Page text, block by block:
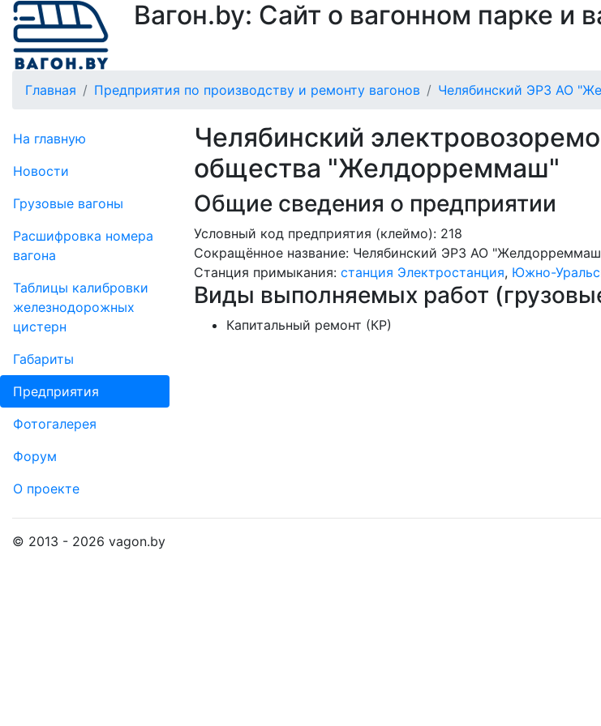
Вагон.by: Сайт о вагонном парке и
Главная Предприятия по производству и ремонту вагонов Челябинский ЭРЗ АО
На главную
Новости
Грузовые вагоны
Рас­шифров­ка номера
вагона
Таблицы калибровки
же­лезно­дорожных
цистерн
Габариты
Пред­прия­тия
Фо­то­га­ле­рея
Форум
О проекте
Челябинский
общества "Желдорреммаш"
Общие сведения о предприятии
Условный код предприятия (клеймо): 218
Сокращённое название: Челябинский ЭРЗ АО
Станция примыкания: станция Электростанция, Южно-
Виды выполняемых работ
Капитальный ремонт (КР)
© 2013 - 2026 vagon.by